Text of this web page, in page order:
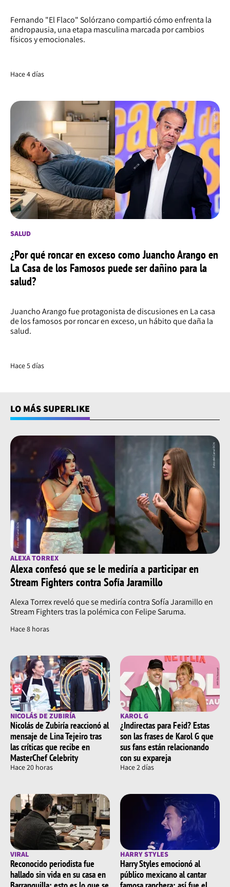
Fernando "El Flaco" Solórzano compartió cómo enfrenta la
andropausia, una etapa masculina marcada por cambios
físicos y emocionales.
Hace 4 días
SALUD
¿Por qué roncar en exceso como Juancho Arango en
La Casa de los Famosos puede ser dañino para la
salud?
Juancho Arango fue protagonista de discusiones en La casa
de los famosos por roncar en exceso, un hábito que daña la
salud.
Hace 5 días
LO MÁS SUPERLIKE
ALEXA TORREX
Alexa confesó que se le mediría a participar en
Stream Fighters contra Sofía Jaramillo
Alexa Torrex reveló que se mediría contra Sofía Jaramillo en
Stream Fighters tras la polémica con Felipe Saruma.
Hace 8 horas
NICOLÁS DE ZUBIRÍA
Nicolás de Zubiría reaccionó al
mensaje de Lina Tejeiro tras
las críticas que recibe en
MasterChef Celebrity
Hace 20 horas
KAROL G
¿Indirectas para Feid? Estas
son las frases de Karol G que
sus fans están relacionando
con su expareja
Hace 2 días
VIRAL
Reconocido periodista fue
hallado sin vida en su casa en
HARRY STYLES
Harry Styles emocionó al
público mexicano al cantar